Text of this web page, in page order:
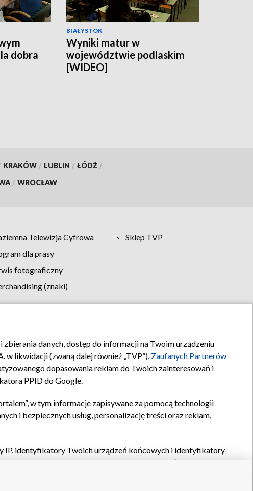
dobra
BIAŁYSTOK
Wyniki matur w
województwie podlaskim
[WIDEO]
KRAKÓW / LUBLIN / ŁÓDŹ /
/ WROCŁAW
Telewizja Cyfrowa
Sklep TVP
dla prasy
fotograficzny
(znaki)
reklamy Kontakt
danych, dostęp do informacji na Twoim urządzeniu
w likwidacji (zwaną dalej również „TVP”), Zaufanych Partnerów
dopasowania reklam do Twoich zainteresowań i
PPID do Google.
w tym informacje zapisywane za pomocą technologii
i bezpiecznych usług, personalizację treści oraz reklam,
IP, identyfikatory Twoich urządzeń końcowych i identyfikatory
oraz pozostałych
podstawowych reklam, wyboru spersonalizowanych
treści, pomiaru wydajności reklam, pomiaru wydajności